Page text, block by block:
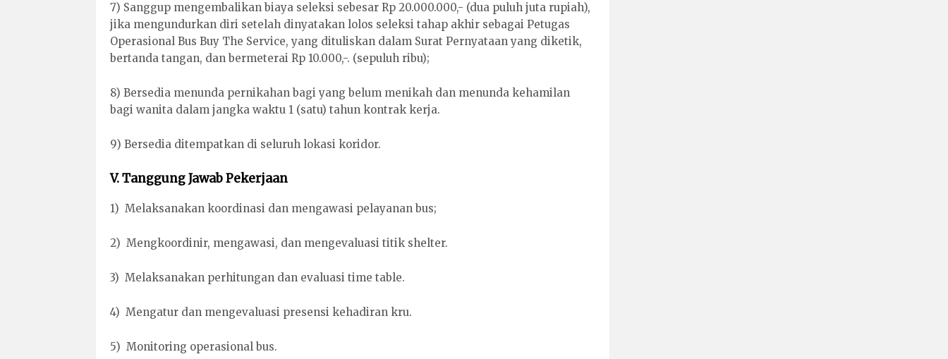
7) Sanggup mengembalikan biaya seleksi sebesar Rp 20.000.000,- (dua puluh juta rupiah),
jika mengundurkan diri setelah dinyatakan lolos seleksi tahap akhir sebagai Petugas
Operasional Bus Buy The Service, yang dituliskan dalam Surat Pernyataan yang diketik,
bertanda tangan, dan bermeterai Rp 10.000,-. (sepuluh ribu);
8) Bersedia menunda pernikahan bagi yang belum menikah dan menunda kehamilan
bagi wanita dalam jangka waktu 1 (satu) tahun kontrak kerja.
9) Bersedia ditempatkan di seluruh lokasi koridor.
V. Tanggung Jawab Pekerjaan
1) Melaksanakan koordinasi dan mengawasi pelayanan bus;
2) Mengkoordinir, mengawasi, dan mengevaluasi titik shelter.
3) Melaksanakan perhitungan dan evaluasi time table.
4) Mengatur dan mengevaluasi presensi kehadiran kru.
5) Monitoring operasional bus.